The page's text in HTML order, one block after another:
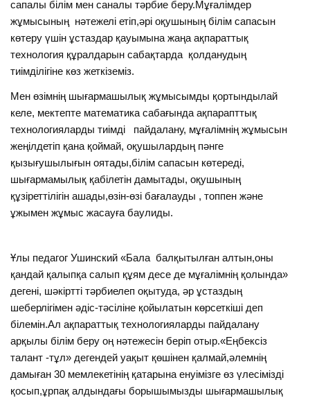
сапалы білім мен саналы тәрбие беру.Мұғалімдер
жұмысының нәтежелі етіп,әрі оқушының білім сапасын
көтеру үшін ұстаздар қауымына жаңа ақпараттық
технология құралдарын сабақтарда қолданудың
тиімділігіне көз жеткіземіз.
Мен өзімнің шығармашылық жұмысымды қортындылай
келе, мектепте математика сабағында ақпарапттық
технологияларды тиімді пайдалану, мұғалімнің жұмысын
жеңілдетіп қана қоймай, оқушылардың пәнге
қызығушылығын оятады,білім сапасын көтереді,
шығармамылық қабілетін дамытады, оқушының
құзіреттілігін ашады,өзін-өзі бағалауды , топпен және
ұжымен жұмыс жасауға баулиды.
Ұлы педагог Ушинский «Бала балқытылған алтын,оны
қандай қалыпқа салып құям десе де мұғалімнің қолында»
дегені, шәкіртті тәрбиелеп оқытуда, әр ұстаздың
шеберлігімен әдіс-тәсіліне қойылатын көрсеткіші деп
білемін.Ал ақпараттық технологияларды пайдалану
арқылы білім беру оң нәтежесін беріп отыр.«Еңбексіз
талант -тұл» дегендей уақыт қөшінен қалмай,әлемнің
дамыған 30 мемлекетінің қатарына енуімізге өз үлесімізді
қосып,ұрпақ алдындағы борышымызды шығармашылық